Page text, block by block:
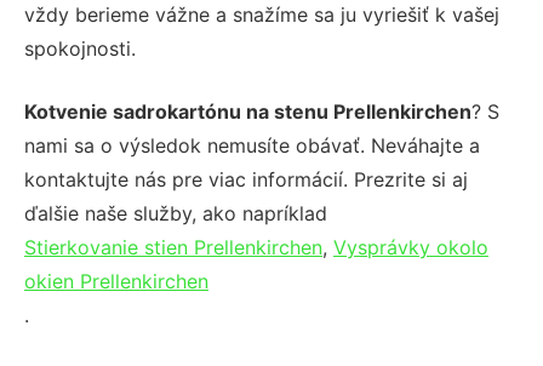
vždy berieme vážne a snažíme sa ju vyriešiť k vašej
spokojnosti.
Kotvenie sadrokartónu na stenu Prellenkirchen? S
nami sa o výsledok nemusíte obávať. Neváhajte a
kontaktujte nás pre viac informácií. Prezrite si aj
ďalšie naše služby, ako napríklad
Stierkovanie stien Prellenkirchen, Vysprávky okolo
okien Prellenkirchen
.